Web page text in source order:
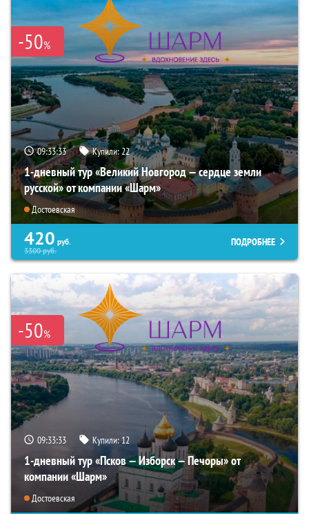
-50%
09:33:31 Купили:22
1-дневный тур «Великий Новгород — сердце земли
русской» от компании «Шарм»
Достоевская
420 руб.
3300руб.
ПОДРОБНЕЕ
-50%
09:33:31 Купили:12
1-дневный тур «Псков — Изборск — Печоры» от
компании «Шарм»
Достоевская